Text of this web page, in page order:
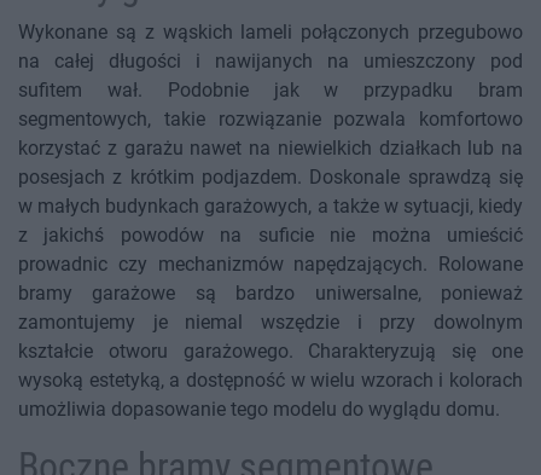
Wykonane są z wąskich lameli połączonych przegubowo
na całej długości i nawijanych na umieszczony pod
sufitem wał. Podobnie jak w przypadku bram
segmentowych, takie rozwiązanie pozwala komfortowo
korzystać z garażu nawet na niewielkich działkach lub na
posesjach z krótkim podjazdem. Doskonale sprawdzą się
w małych budynkach garażowych, a także w sytuacji, kiedy
z jakichś powodów na suficie nie można umieścić
prowadnic czy mechanizmów napędzających. Rolowane
bramy garażowe są bardzo uniwersalne, ponieważ
zamontujemy je niemal wszędzie i przy dowolnym
kształcie otworu garażowego. Charakteryzują się one
wysoką estetyką, a dostępność w wielu wzorach i kolorach
umożliwia dopasowanie tego modelu do wyglądu domu.